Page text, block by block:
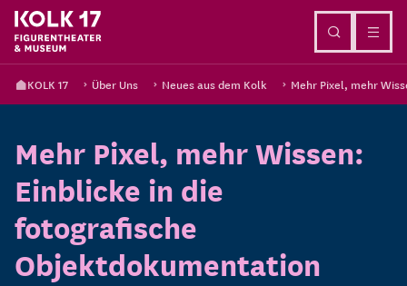
KOLK 17 Über Uns Neues aus dem Kolk Mehr Pixel, mehr
Mehr Pixel, mehr Wissen:
Einblicke in die
fotografische
Objektdokumentation